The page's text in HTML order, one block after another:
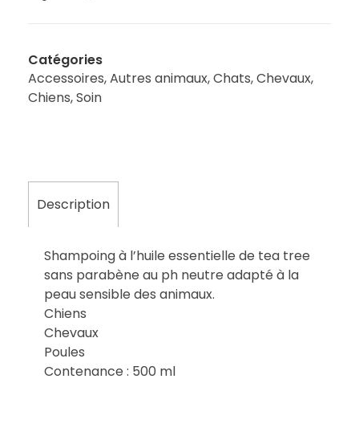
Catégories
Accessoires,Autres animaux,Chats,Chevaux,
Chiens,Soin
Description
Shampoing à l’huile essentielle de tea tree
sans parabène au ph neutre adapté à la
peau sensible des animaux.
Chiens
Chevaux
Poules
Contenance : 500 ml